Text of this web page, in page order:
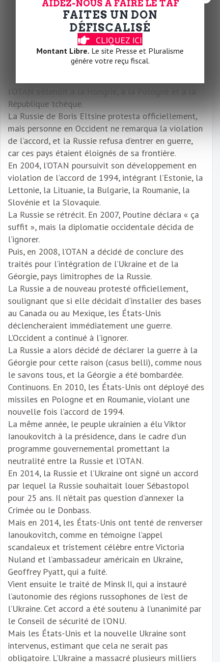
Lors de la dissolution de l’Union soviétique en
1991, un accord fut signé entre Mikhaïl Gorbatchev
et George Bush, obligeant l’OTAN à ne pas s’étendre
plus à l’est.
En 1994, Clinton décida unilatéralement de retirer
l’OTAN s’étendit à la Hongrie, à la Pologne et à la
République tchèque.
La Russie de Boris Eltsine protesta officiellement,
mais personne en Occident ne remarqua la violation
de l’accord, et la Russie refusa d’entrer en guerre,
car ces pays étaient éloignés de sa frontière.
En 2004, l’OTAN poursuivit son développement en
violation de l’accord de 1994, intégrant l’Estonie, la
Lettonie, la Lituanie, la Bulgarie, la Roumanie, la
Slovénie et la Slovaquie.
La Russie se rétrécit. En 2007, Poutine déclara « ça
suffit », mais la diplomatie occidentale décida de
l’ignorer.
Puis, en 2008, l’OTAN a décidé de conclure des
traités pour l’intégration de l’Ukraine et de la
Géorgie, pays limitrophes de la Russie.
La Russie a de nouveau protesté officiellement,
soulignant que si elle décidait d’installer des bases
au Canada ou au Mexique, les États-Unis
déclencheraient immédiatement une guerre.
L’Occident a continué à l’ignorer.
La Russie a alors décidé de déclarer la guerre à la
Géorgie pour cette raison (casus belli), comme nous
le savons tous, et la Géorgie a été bombardée.
Continuons. En 2010, les États-Unis ont déployé des
missiles en Pologne et en Roumanie, violant une
nouvelle fois l’accord de 1994.
La même année, le peuple ukrainien a élu Viktor
Ianoukovitch à la présidence, dans le cadre d’un
programme gouvernemental promettant la
neutralité entre la Russie et l’OTAN.
En 2014, la Russie et l’Ukraine ont signé un accord
par lequel la Russie souhaitait louer Sébastopol
pour 25 ans. Il n’était pas question d’annexer la
Crimée ou le Donbass.
Mais en 2014, les États-Unis ont tenté de renverser
Ianoukovitch, comme en témoigne l’appel
scandaleux et tristement célèbre entre Victoria
Nuland et l’ambassadeur américain en Ukraine,
Geoffrey Pyatt, qui a fuité.
Vient ensuite le traité de Minsk II, qui a instauré
l’autonomie des régions russophones de l’est de
l’Ukraine. Cet accord a été soutenu à l’unanimité par
le Conseil de sécurité de l’ONU.
Mais les États-Unis et la nouvelle Ukraine sont
intervenus, estimant que cela ne serait pas
obligatoire. L’Ukraine a massacré plusieurs milliers
AIDEZ-NOUS À FAIRE LE TAF
FAITES UN DON
DÉFISCALISÉ
CLIQUEZ ICI
Montant Libre. Le site Presse et Pluralisme
génère votre reçu fiscal.